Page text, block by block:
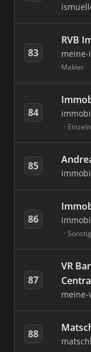
83
RVB
Makler
84
85
86
87
VR
meine-
88